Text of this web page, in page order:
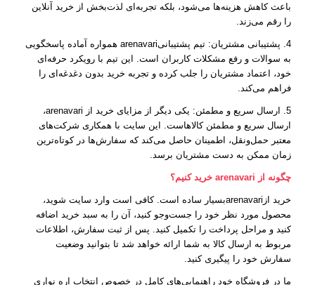
باعث کاهش هزینه‌ها می‌شود، بلکه تجربه‌ای لذت‌بخش از خرید آنلاین
را رقم می‌زند.
4. پشتیبانی مشتریان: تیم پشتیبانیarenavari همواره آماده پاسخگویی
به سوالات و رفع مشکلات کاربران است. این تیم با رویکرد حرفه‌ای
خود، اعتماد مشتریان را جلب کرده و تجربه خرید بدون دغدغه‌ای را
فراهم می‌کند.
5. ارسال سریع و مطمئن: یکی دیگر از مزایای خرید از arenavari،
ارسال سریع و مطمئن کالاهاست. این سایت با همکاری شرکت‌های
معتبر حمل‌ونقل، اطمینان حاصل می‌کند که سفارش‌ها در کوتاه‌ترین
زمان ممکن به دست مشتریان برسد.
چگونه از arenavari خرید کنیم؟
خرید ازarenavariبسیار ساده است. کافی است وارد سایت شوید،
محصول مورد نظر خود را جست‌وجو کنید، آن را به سبد خرید اضافه
کنید و مراحل پرداخت را تکمیل کنید. پس از ثبت سفارش، اطلاعات
مربوط به ارسال کالا به شما ارائه خواهد شد تا بتوانید وضعیت
سفارش خود را پیگیری کنید.
ما در فروشگاه خود راهنمایی‌های کامل در خصوص انتخاب اره نواری